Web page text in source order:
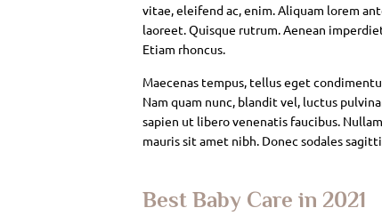
vitae, eleifend ac, enim. Aliquam lorem
laoreet. Quisque rutrum. Aenean
Etiam rhoncus.
Maecenas tempus, tellus eget
Nam quam nunc, blandit vel, luctus
sapien ut libero venenatis faucibus.
mauris sit amet nibh. Donec sodales
Best Baby Care in 2021